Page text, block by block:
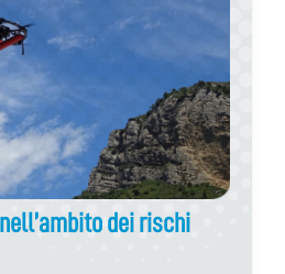
dei rischi